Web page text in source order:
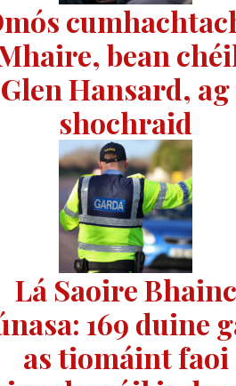
bean
Glen Hansard, ag
shochraid
Lá Saoire Bhainc
169 duine
as tiomáint faoi